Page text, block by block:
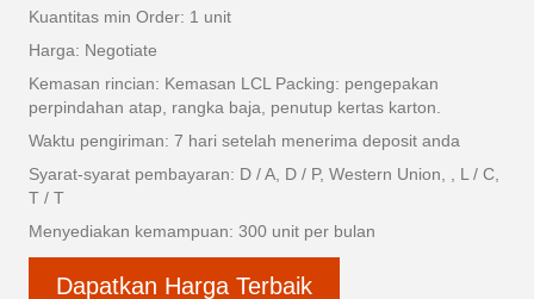
Kuantitas min Order: 1 unit
Harga: Negotiate
Kemasan rincian: Kemasan LCL Packing: pengepakan
perpindahan atap, rangka baja, penutup kertas karton.
Waktu pengiriman: 7 hari setelah menerima deposit anda
Syarat-syarat pembayaran: D / A, D / P, Western Union, , L / C,
T / T
Menyediakan kemampuan: 300 unit per bulan
Dapatkan Harga Terbaik